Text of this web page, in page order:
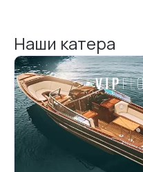
Наши катера